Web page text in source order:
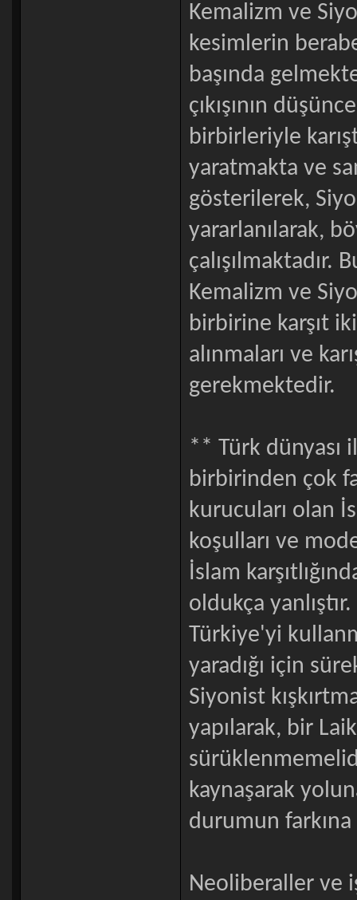
Kemalizm ve
kesimlerin
başında
çıkışının
birbirleriyle
yaratmakta ve
gösterilerek,
yararlanılarak,
çalışılmaktadır.
Kemalizm ve
birbirine karşıt
alınmaları ve
gerekmektedir.
** Türk dünyası
birbirinden çok
kurucuları olan
koşulları ve
İslam
oldukça
Türkiye'yi
yaradığı için
Siyonist
yapılarak, bir
kaynaşarak
durumun
Neoliberaller ve